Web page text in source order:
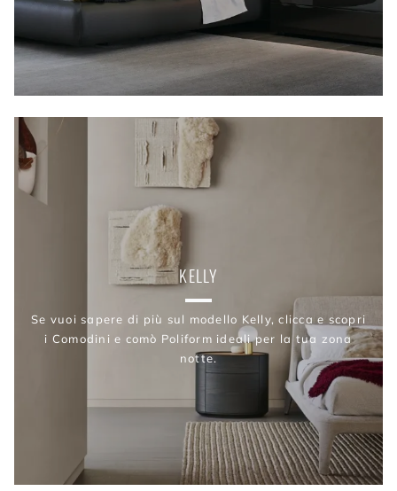
KELLY
Se vuoi sapere di più sul modello Kelly, clicca e scopri
i Comodini e comò Poliform ideali per la tua zona
notte.